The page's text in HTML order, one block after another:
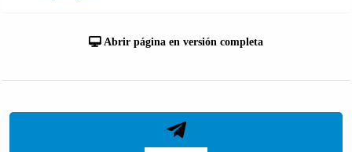
Abrir página en versión completa